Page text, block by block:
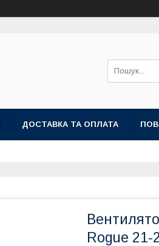
ДОСТАВКА ТА ОПЛАТА
Rogue 21-